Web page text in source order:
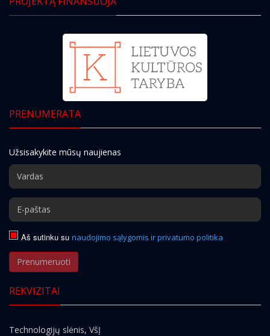
PRENUMERATA
Užsisakykite mūsų naujienas
Aš sutinku su naudojimo sąlygomis ir privatumo politika
Prenumeruoti
REKVIZITAI
Technologijų slėnis, VšĮ